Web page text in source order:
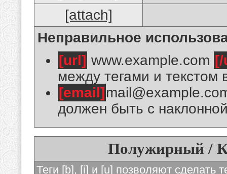
[attach]
Неправильное
[url] www.example.com
между тегами и текстом
[email]
должен быть с
Полужирный /
Теги [b], [i] и [u] позволяют сделать